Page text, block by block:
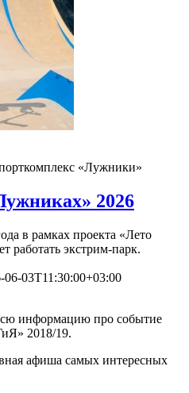
«Лужники»
2026
в рамках проекта «Лето
работать экстрим-парк.
06-03T11:30:00+03:00
информацию про событие
2018/19.
афиша самых интересных